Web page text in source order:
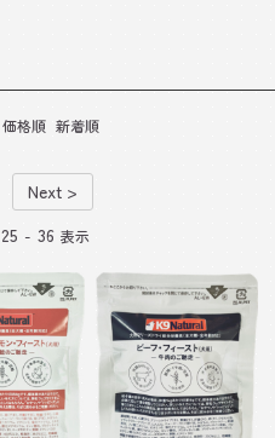
価格順 新着順
Next >
25 - 36 表示